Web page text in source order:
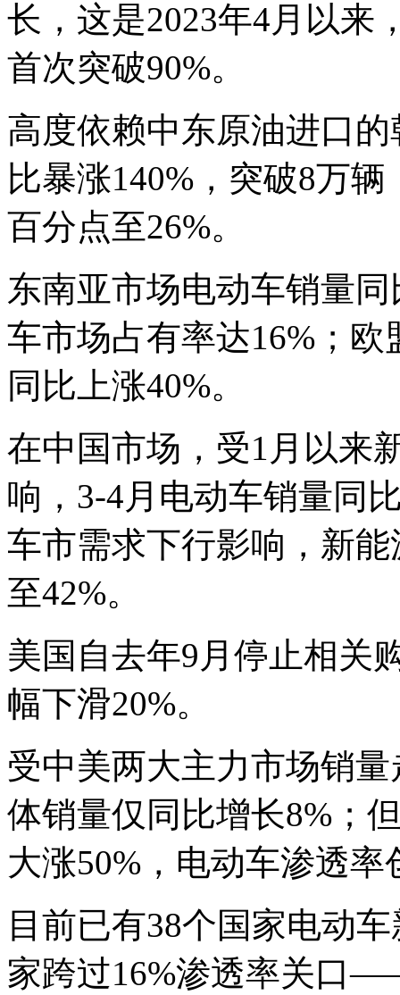
长，这是2023年4月以来
首次突破90%。
高度依赖中东原油进口
比暴涨140%，突破8万
百分点至26%。
东南亚市场电动车销量
车市场占有率达16%；
同比上涨40%。
在中国市场，受1月以来
响，3-4月电动车销量同
车市需求下行影响，新
至42%。
美国自去年9月停止相关
幅下滑20%。
受中美两大主力市场销
体销量仅同比增长8%；
大涨50%，电动车渗透
目前已有38个国家电动
家跨过16%渗透率关口